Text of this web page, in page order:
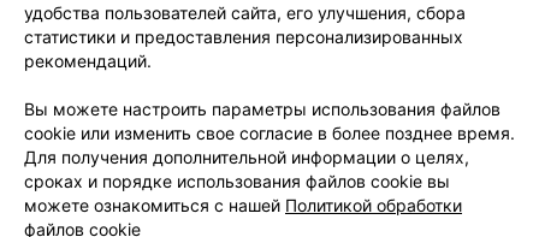
Написать руководителю 103.by
Обработка персональных данных
удобства пользователей сайта, его улучшения, сбора
статистики и предоставления персонализированных
рекомендаций.
Вы можете настроить параметры использования файлов
cookie или изменить свое согласие в более позднее время.
Для получения дополнительной информации о целях,
сроках и порядке использования файлов cookie вы
можете ознакомиться с нашей Политикой обработки
файлов cookie